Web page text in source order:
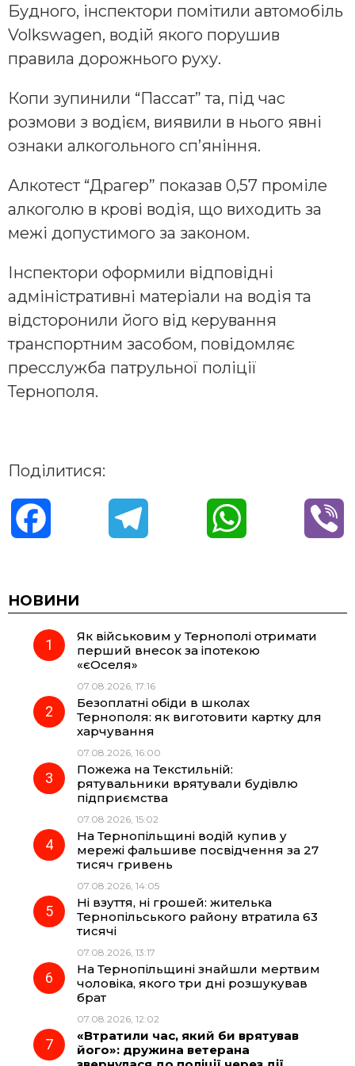
Будного, інспектори помітили автомобіль
Volkswagen, водій якого порушив
правила дорожнього руху.
Копи зупинили “Пассат” та, під час
розмови з водієм, виявили в нього явні
ознаки алкогольного сп’яніння.
Алкотест “Драгер” показав 0,57 проміле
алкоголю в крові водія, що виходить за
межі допустимого за законом.
Інспектори оформили відповідні
адміністративні матеріали на водія та
відсторонили його від керування
транспортним засобом, повідомляє
пресслужба патрульної поліції
Тернополя.
Поділитися:
c
e
o
k
e
r
a
m
t
A
p
НОВИНИ
Як військовим у Тернополі отримати
перший внесок за іпотекою
«єОселя»
07.08.2026, 17:16
Безоплатні обіди в школах
Тернополя: як виготовити картку для
харчування
07.08.2026, 16:00
Пожежа на Текстильній:
рятувальники врятували будівлю
підприємства
07.08.2026, 15:02
На Тернопільщині водій купив у
мережі фальшиве посвідчення за 27
тисяч гривень
07.08.2026, 14:05
Ні взуття, ні грошей: жителька
Тернопільського району втратила 63
тисячі
07.08.2026, 13:17
На Тернопільщині знайшли мертвим
чоловіка, якого три дні розшукував
брат
07.08.2026, 12:02
«Втратили час, який би врятував
його»: дружина ветерана